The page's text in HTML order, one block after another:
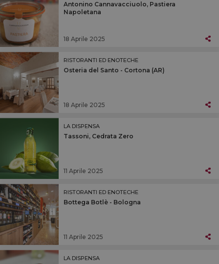
Antonino Cannavacciuolo, Pastiera
Napoletana
18 Aprile 2025
RISTORANTI ED ENOTECHE
Osteria del Santo - Cortona (AR)
18 Aprile 2025
LA DISPENSA
Tassoni, Cedrata Zero
11 Aprile 2025
RISTORANTI ED ENOTECHE
Bottega Botlè - Bologna
11 Aprile 2025
LA DISPENSA